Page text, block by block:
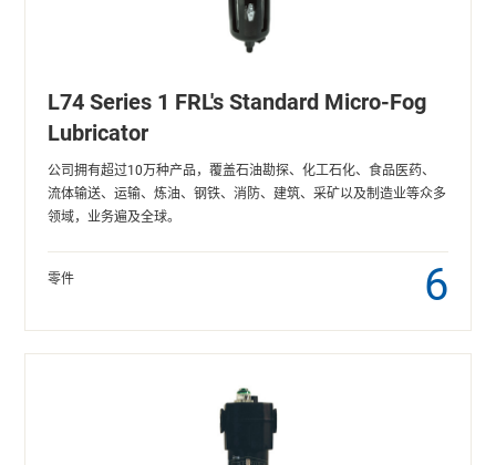
L74 Series 1 FRL's Standard Micro-Fog
Lubricator
公司拥有超过10万种产品，覆盖石油勘探、化工石化、食品医药、
流体输送、运输、炼油、钢铁、消防、建筑、采矿以及制造业等众多
领域，业务遍及全球。
零件 6